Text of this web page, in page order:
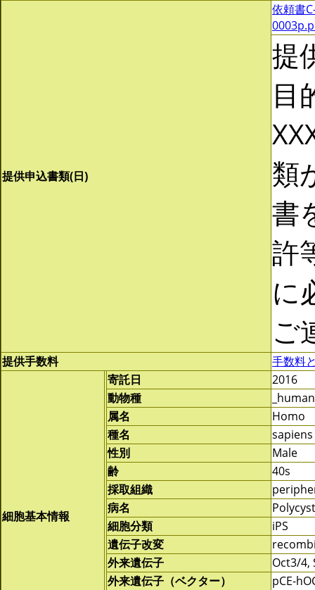
提供申込書類(日)
依頼書
提
目
類
書
許
に
ご
提供手数料 手数料
細胞基本情報
寄託日
2016
動物種
属名
Homo
種名
sapiens
性別
Male
齢
40s
採取組織
病名
細胞分類
iPS
遺伝子改変
外来遺伝子
Oct3/4,
外来遺伝子（ベクター）
pCE-